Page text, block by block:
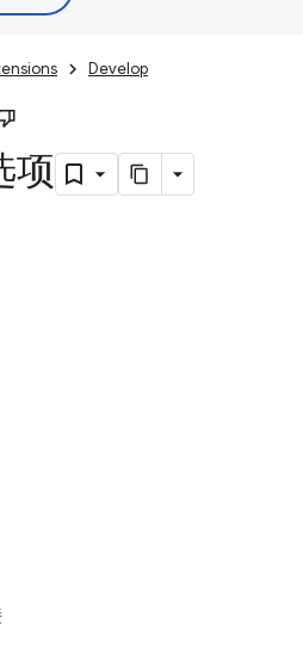
Develop
项